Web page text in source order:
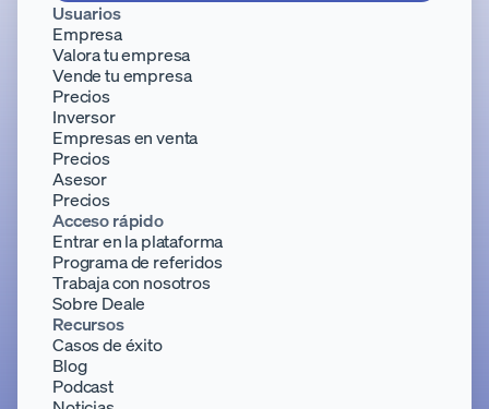
Usuarios
Empresa
Valora tu empresa
Vende tu empresa
Precios
Inversor
Empresas en venta
Precios
Asesor
Precios
Acceso rápido
Entrar en la plataforma
Programa de referidos
Trabaja con nosotros
Sobre Deale
Recursos
Casos de éxito
Blog
Podcast